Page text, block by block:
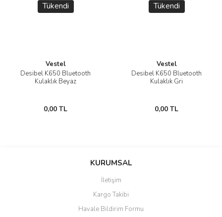
Tükendi
Vestel
Desibel K650 Bluetooth
Kulaklık Beyaz
0,00 TL
Tükendi
Vestel
Desibel K650 Bluetooth
Kulaklık Gri
0,00 TL
KURUMSAL
İletişim
Kargo Takibi
Havale Bildirim Formu